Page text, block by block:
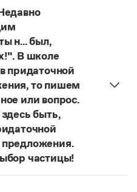
н... был,
В школе
придаточной
то пишем
или вопрос.
быть,
предложения.
частицы!
помни о своих